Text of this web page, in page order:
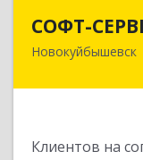
СОФТ-
Новокуйбышевск
Клиентов на
446206,